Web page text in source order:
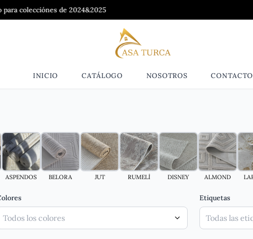
de 2024&2025
INICIO CATÁLOGO NOSOTROS CONTACTO
ASPENDOS BELORA JUT RUMELİ DISNEY ALMOND
Todos los colores
Etiquetas
Todas las